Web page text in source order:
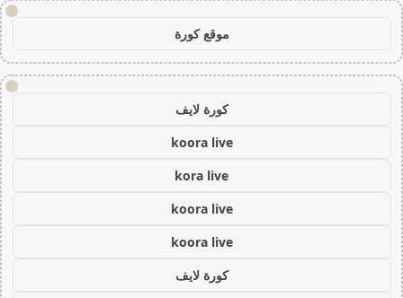
!
موقع كورة
!
كورة لايف
koora live
kora live
koora live
koora live
كورة لايف